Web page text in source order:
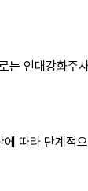
는 인대강화주
에 따라 단계적